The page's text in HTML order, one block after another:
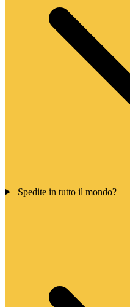
Spedite in tutto il mondo?